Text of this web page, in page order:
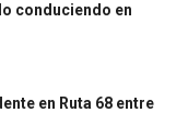
conduciendo en
en Ruta 68 entre